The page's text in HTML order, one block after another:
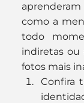
como a
todo
indiretas ou
fotos mais
Confira